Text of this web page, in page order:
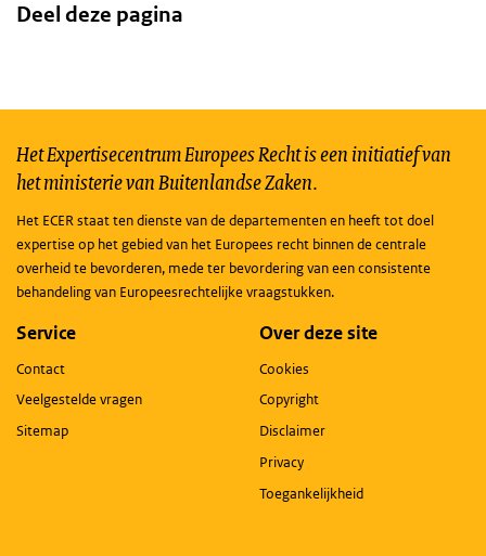
Deel deze pagina
Het Expertisecentrum Europees Recht is een initiatief van
het ministerie van Buitenlandse Zaken.
Het ECER staat ten dienste van de departementen en heeft tot doel
expertise op het gebied van het Europees recht binnen de centrale
overheid te bevorderen, mede ter bevordering van een consistente
behandeling van Europeesrechtelijke vraagstukken.
Service
Contact
Veelgestelde vragen
Sitemap
Over deze site
Cookies
Copyright
Disclaimer
Privacy
Toegankelijkheid